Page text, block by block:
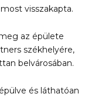
visszakapta.
az épülete
székhelyére,
belvárosában.
és láthatóan